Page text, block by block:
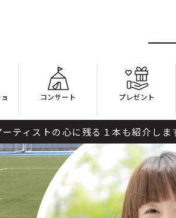
コンサート プレゼント
に残る１本も紹介します。 週末